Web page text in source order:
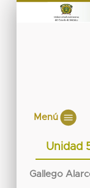
Menú
Unidad
Gallego